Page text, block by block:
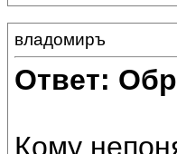
владомиръ
Ответ:
Кому